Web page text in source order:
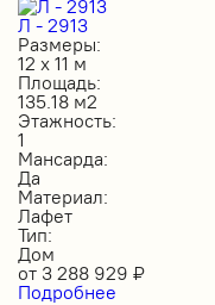
Л - 2913
Размеры:
12 х 11 м
Площадь:
135.18 м2
Этажность:
1
Мансарда:
Да
Материал:
Лафет
Тип:
Дом
от 3 288 929 ₽
Подробнее